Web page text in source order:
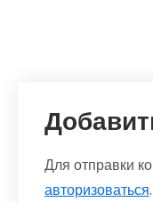
Для отправки
авторизоваться.